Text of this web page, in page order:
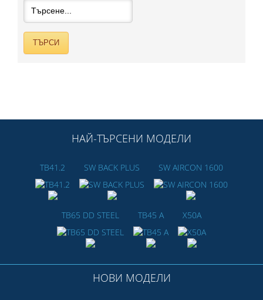
НАЙ-ТЪРСЕНИ МОДЕЛИ
TB41.2 SW BACK PLUS SW AIRCON 1600
TB65 DD STEEL TB45 A X50A
НОВИ МОДЕЛИ